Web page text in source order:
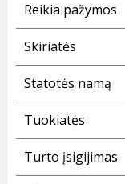
Reikia pažymos
Skiriatės
Statotės namą
Tuokiatės
Turto įsigijimas